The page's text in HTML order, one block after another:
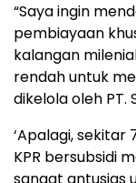
“Saya ingin
pembiayaan
kalangan
rendah untuk
dikelola oleh PT.
‘Apalagi,
KPR bersubsidi